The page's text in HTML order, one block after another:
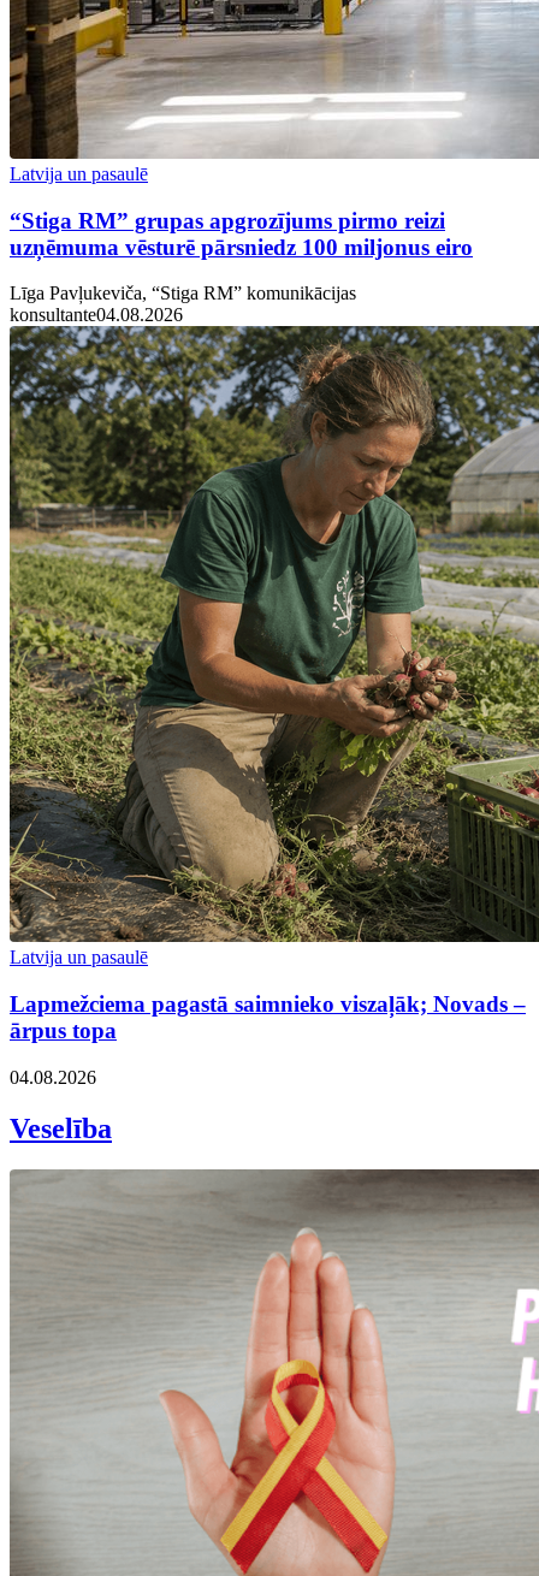
Latvija un pasaulē
“Stiga RM” grupas apgrozījums pirmo reizi
uzņēmuma vēsturē pārsniedz 100 miljonus eiro
Līga Pavļukeviča, “Stiga RM” komunikācijas
konsultante04.08.2026
Latvija un pasaulē
Lapmežciema pagastā saimnieko viszaļāk; Novads –
ārpus topa
04.08.2026
Veselība